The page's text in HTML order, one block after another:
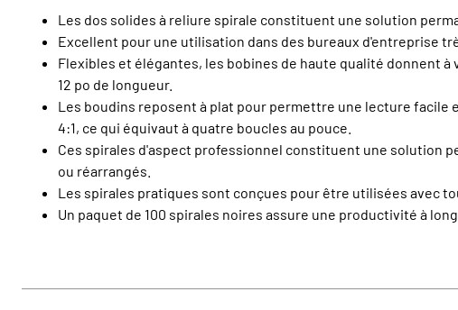
Les dos solides à reliure spirale constituent une solution
Excellent pour une utilisation dans des bureaux d'entreprise
Flexibles et élégantes, les bobines de haute qualité donnent
12 po de longueur.
Les boudins reposent à plat pour permettre une lecture facile
4:1, ce qui équivaut à quatre boucles au pouce.
Ces spirales d'aspect professionnel constituent une solution
ou réarrangés.
Les spirales pratiques sont conçues pour être utilisées avec
Un paquet de 100 spirales noires assure une productivité à